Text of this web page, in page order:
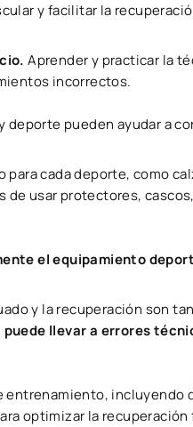
y facilitar la
Aprender y practicar la
incorrectos.
deporte pueden ayudar a
para cada deporte, como
de usar protectores,
el equipamiento
y la recuperación son
llevar a errores
incluyendo
optimizar la